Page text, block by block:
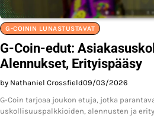
G-COININ LUNASTUSTAVAT
G-Coin-edut:
Alennukset, Erityispääsy
by Nathaniel Crossfield09/03/2026
G-Coin tarjoaa joukon etuja, jotka
uskollisuuspalkkioiden, alennusten ja